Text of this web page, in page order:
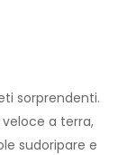
sorprendenti.
veloce a terra,
sudoripare e